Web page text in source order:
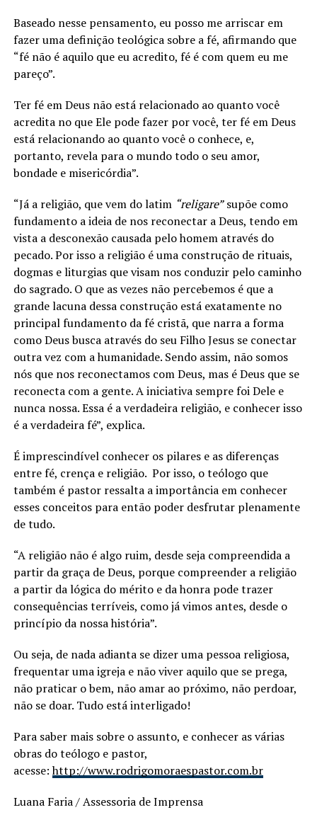
Baseado nesse pensamento, eu posso me arriscar em
fazer uma definição teológica sobre a fé, afirmando que
“fé não é aquilo que eu acredito, fé é com quem eu me
pareço”.
Ter fé em Deus não está relacionado ao quanto você
acredita no que Ele pode fazer por você, ter fé em Deus
está relacionando ao quanto você o conhece, e,
portanto, revela para o mundo todo o seu amor,
bondade e misericórdia”.
“Já a religião, que vem do latim “religare”supõe como
fundamento a ideia de nos reconectar a Deus, tendo em
vista a desconexão causada pelo homem através do
pecado. Por isso a religião é uma construção de rituais,
dogmas e liturgias que visam nos conduzir pelo caminho
do sagrado. O que as vezes não percebemos é que a
grande lacuna dessa construção está exatamente no
principal fundamento da fé cristã, que narra a forma
como Deus busca através do seu Filho Jesus se conectar
outra vez com a humanidade. Sendo assim, não somos
nós que nos reconectamos com Deus, mas é Deus que se
reconecta com a gente. A iniciativa sempre foi Dele e
nunca nossa. Essa é a verdadeira religião, e conhecer isso
é a verdadeira fé”, explica.
É imprescindível conhecer os pilares e as diferenças
entre fé, crença e religião. Por isso, o teólogo que
também é pastor ressalta a importância em conhecer
esses conceitos para então poder desfrutar plenamente
de tudo.
“A religião não é algo ruim, desde seja compreendida a
partir da graça de Deus, porque compreender a religião
a partir da lógica do mérito e da honra pode trazer
consequências terríveis, como já vimos antes, desde o
princípio da nossa história”.
Ou seja, de nada adianta se dizer uma pessoa religiosa,
frequentar uma igreja e não viver aquilo que se prega,
não praticar o bem, não amar ao próximo, não perdoar,
não se doar. Tudo está interligado!
Para saber mais sobre o assunto, e conhecer as várias
obras do teólogo e pastor,
acesse:http://www.rodrigomoraespastor.com.br
Luana Faria / Assessoria de Imprensa